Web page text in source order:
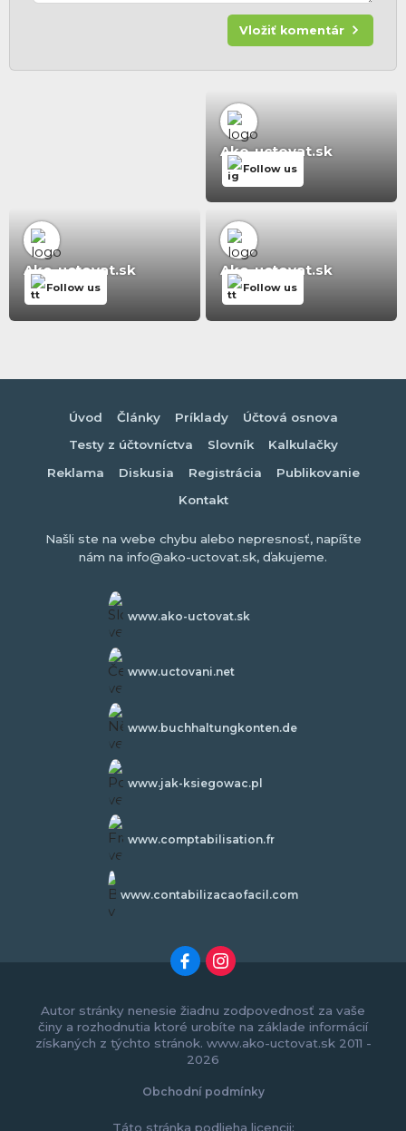
Vložiť komentár
Ako-uctovat.sk
Follow us
Ako-uctovat.sk
Follow us
Ako-uctovat.sk
Follow us
Úvod Články Príklady
Účtová osnova
Testy z účtovníctva
Slovník
Kalkulačky
Reklama
Diskusia Registrácia
Publikovanie
Kontakt
Našli ste na webe chybu alebo nepresnosť, napíšte
nám na info@ako-uctovat.sk, ďakujeme.
www.ako-uctovat.sk
www.uctovani.net
www.buchhaltungkonten.de
www.jak-ksiegowac.pl
www.comptabilisation.fr
www.contabilizacaofacil.com
Autor stránky nenesie žiadnu zodpovednosť za vaše
činy a rozhodnutia ktoré urobíte na základe informácií
získaných z týchto stránok. www.ako-uctovat.sk 2011 -
2026
Obchodní podmínky
Táto stránka podlieha licencii: